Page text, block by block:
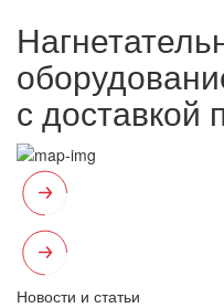
с доставкой
Новости и статьи